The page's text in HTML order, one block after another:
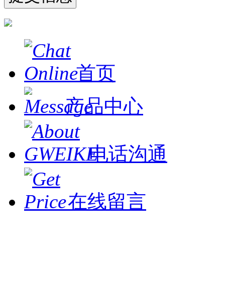
首页
产品中心
电话沟通
在线留言